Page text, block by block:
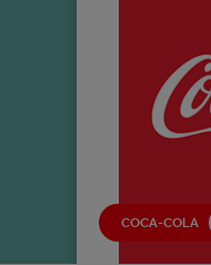
COCA-COLA